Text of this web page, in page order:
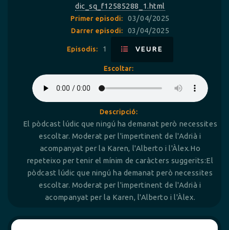
dic_sq_f12585288_1.html
Primer episodi: 03/04/2025
Darrer episodi: 03/04/2025
Episodis: 1 VEURE
Escoltar:
Descripció:
El pòdcast lúdic que ningú ha demanat però necessites
escoltar. Moderat per l'impertinent de l'Adrià i
acompanyat per la Karen, l'Alberto i l'Àlex.Ho
repeteixo per tenir el mínim de caràcters suggerits:El
pòdcast lúdic que ningú ha demanat però necessites
escoltar. Moderat per l'impertinent de l'Adrià i
acompanyat per la Karen, l'Alberto i l'Àlex.